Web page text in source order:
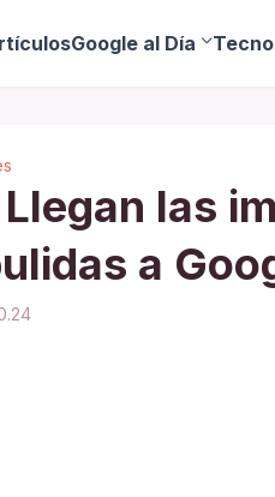
Google al Día
las
a